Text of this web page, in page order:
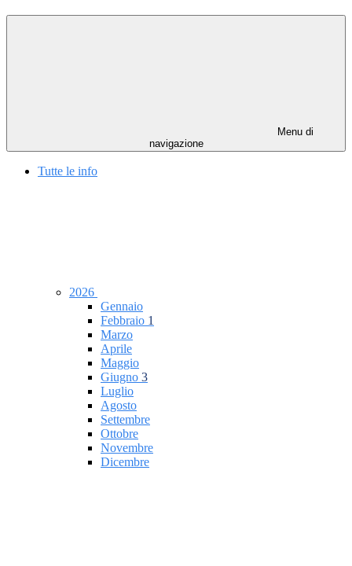
Menu di
navigazione
Tutte le info
2026
Gennaio
Febbraio 1
Marzo
Aprile
Maggio
Giugno 3
Luglio
Agosto
Settembre
Ottobre
Novembre
Dicembre